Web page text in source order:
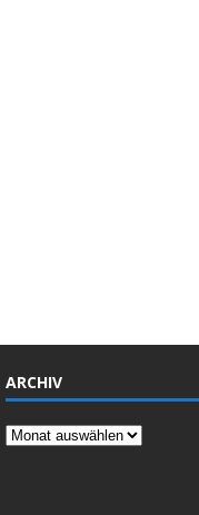
ARCHIV
Archiv